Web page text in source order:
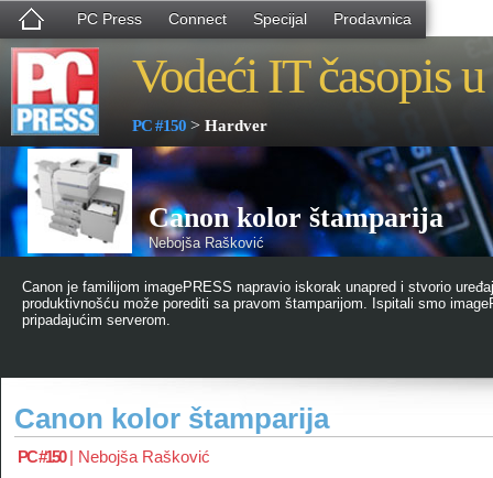
PC Press Connect Specijal Prodavnica
Vodeći IT časopis
PC #150 > Hardver
Canon kolor štamparija
Nebojša Rašković
Canon je familijom imagePRESS napravio iskorak unapred i stvorio
produktivnošću može porediti sa pravom štamparijom. Ispitali smo
pripadajućim serverom.
Canon kolor štamparija
PC #150| Nebojša Rašković